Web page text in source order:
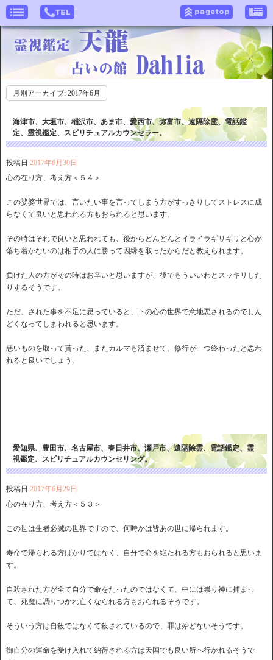
月別アーカイブ: 2017年6月
海津市、大垣市、稲沢市、あま市、愛西市、弥富市、遠隔除霊、電話鑑
定、霊視鑑定、スピリチュアルカウンセラー。
投稿日 2017年6月30日
心の在り方、考え方＜５４＞
この娑婆世界では、言いたい事を言ってしまう方がすっきりしてストレスに成
らなくて良いと思われる方もおられると思います。
その時はそれで良いと思われても、後からどんどんとイライラギリギリと心が
落ち着かないのは相手の人に勝って因縁を取ったからだと教えられます。
負けた人の方がその時はお辛いと思いますが、後でもういいわとスッキリした
りするそうです。
ただ、された事を不足に思っていると、下の心の世界で意地悪されるのでしん
どくなってしまわれると思います。
悪いものを取って貰った、またカルマも済ませて、修行が一つ終わったと思わ
れると良いでしょう。
愛知県、豊田市、名古屋市、春日井市、瀬戸市、遠隔除霊、電話鑑定、霊
視鑑定、スピリチュアルカウンセリング。
投稿日 2017年6月29日
心の在り方、考え方＜５３＞
この世は生者必滅の世界ですので、何時かは皆あの世に帰られます。
寿命で帰られる方ばかりではなく、自分で命を絶たれる方もおられると思いま
す。
自殺された方が全て自分で命をたったのではなくて、中には祟り神に捕まっ
て、死魔に憑りつかれ亡くなられる方もおられるそうです。
そういう方は自殺ではなくて殺されているので、罪は殆どないそうです。
御自分の運命を受け入れて納得される方は天国でも良い所へ行かれるそうで